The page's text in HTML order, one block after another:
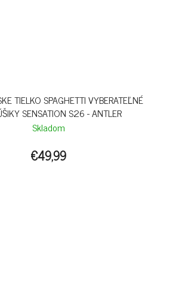
TIELKO SPAGHETTI VYBERATEĽNÉ
SENSATION S26 - ANTLER
Skladom
€49,99